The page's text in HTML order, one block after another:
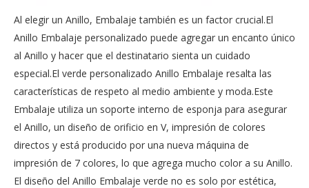
Al elegir un Anillo, Embalaje también es un factor crucial.El
Anillo Embalaje personalizado puede agregar un encanto único
al Anillo y hacer que el destinatario sienta un cuidado
especial.El verde personalizado Anillo Embalaje resalta las
características de respeto al medio ambiente y moda.Este
Embalaje utiliza un soporte interno de esponja para asegurar
el Anillo, un diseño de orificio en V, impresión de colores
directos y está producido por una nueva máquina de
impresión de 7 colores, lo que agrega mucho color a su Anillo.
El diseño del Anillo Embalaje verde no es solo por estética,